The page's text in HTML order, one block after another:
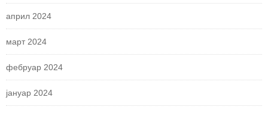
април 2024
март 2024
фебруар 2024
јануар 2024